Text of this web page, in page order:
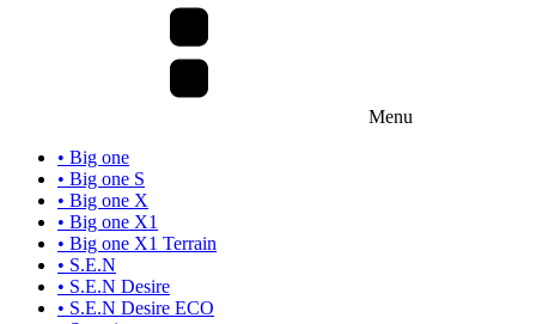
Menu
• Big one
• Big one S
• Big one X
• Big one X1
• Big one X1 Terrain
• S.E.N
• S.E.N Desire
• S.E.N Desire ECO